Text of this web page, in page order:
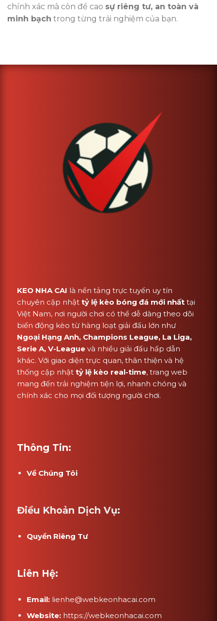
chính xác mà còn đề cao sự riêng tư, an toàn và
minh bạch trong từng trải nghiệm của bạn.
KEO NHA CAI là nền tảng trực tuyến uy tín
chuyên cập nhật tỷ lệ kèo bóng đá mới nhất tại
Việt Nam, nơi người chơi có thể dễ dàng theo dõi
biến động kèo từ hàng loạt giải đấu lớn như
Ngoại Hạng Anh, Champions League, La Liga,
Serie A, V-League và nhiều giải đấu hấp dẫn
khác. Với giao diện trực quan, thân thiện và hệ
thống cập nhật tỷ lệ kèo real-time, trang web
mang đến trải nghiệm tiện lợi, nhanh chóng và
chính xác cho mọi đối tượng người chơi.
Thông Tin:
Về Chúng Tôi
Điều Khoản Dịch Vụ:
Quyền Riêng Tư
Liên Hệ:
Email: lienhe@webkeonhacai.com
Website: https://webkeonhacai.com